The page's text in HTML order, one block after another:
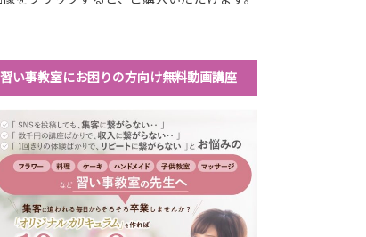
習い事教室にお困りの方向け無料動画講座